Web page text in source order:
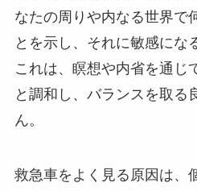
なたの周りや内なる世界で
とを示し、それに敏感にな
これは、瞑想や内省を通じ
と調和し、バランスを取る
ん。
救急車をよく見る原因は、